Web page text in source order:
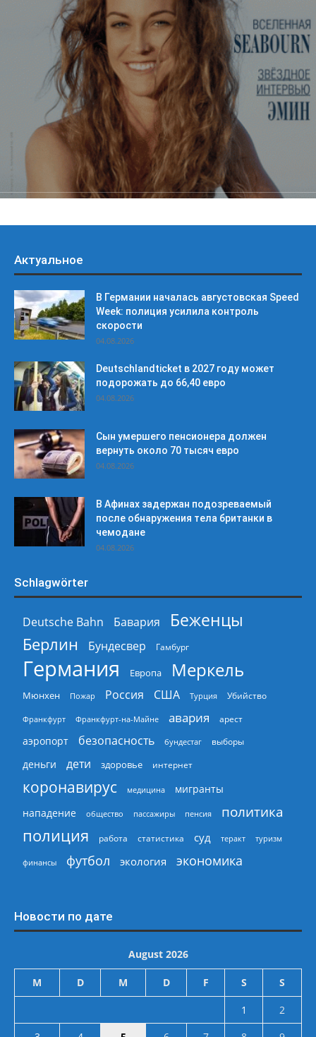
Актуальное
В Германии началась августовская Speed
Week: полиция усилила контроль
скорости
04.08.2026
Deutschlandticket в 2027 году может
подорожать до 66,40 евро
04.08.2026
Сын умершего пенсионера должен
вернуть около 70 тысяч евро
04.08.2026
В Афинах задержан подозреваемый
после обнаружения тела британки в
чемодане
04.08.2026
Schlagwörter
Deutsche Bahn Бавария
Беженцы
Берлин
Бундесвер Гамбург
Германия Европа Меркель
Мюнхен Пожар Россия США Турция Убийство
Франкфурт Франкфурт-на-Майне авария арест
аэропорт безопасность бундестаг выборы
деньги дети здоровье интернет
коронавирус медицина
мигранты
нападение
общество пассажиры пенсия политика
полиция работа статистика суд теракт туризм
финансы футбол экология экономика
Новости по дате
August 2026
M D M D F S S
1
2